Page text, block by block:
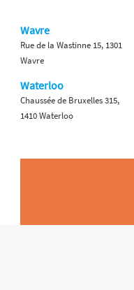
Wavre
Rue de la Wastinne 15, 1301
Wavre
Waterloo
Chaussée de Bruxelles 315,
1410 Waterloo